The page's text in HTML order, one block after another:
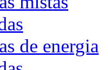
de energia